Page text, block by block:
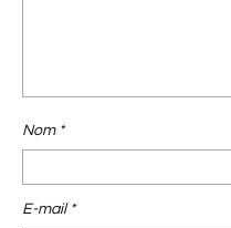
Nom *
E-mail *